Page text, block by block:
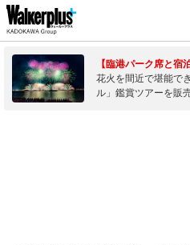
【臨港パーク席と宿
花火を間近で堪能で
ル」鑑賞ツアーを販